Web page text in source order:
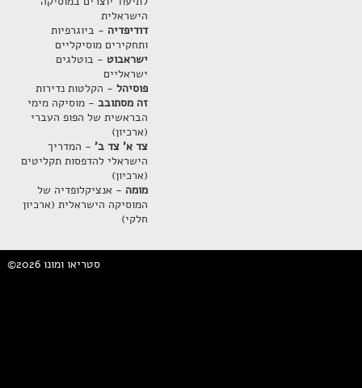
הישראלית
דודיפדיה - ביוגרפיות
ותחקירים מוסיקליים
ישראבוט - בוטלגים
ישראליים
פוסיהל- הקלטות נדירות
זה מסתובב- מוסיקה מימי
הבראשית של הפופ העברי
(ארכיון)
צד א' צד ב'- המדריך
הישראלי להדפסות תקליטים
(ארכיון)
מומה - אנציקלופדיה של
המוסיקה הישראלית (ארכיון
חלקי)
©2026 סטריאו ומונו